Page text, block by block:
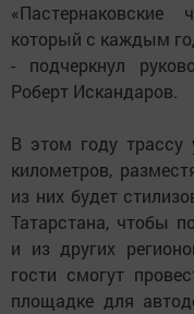
«Пастернаковские
который с каждым
- подчеркнул
Роберт Искандаров.
В этом году трассу
километров,
из них будет
Татарстана, чтобы
и из других
гости смогут
площадке для